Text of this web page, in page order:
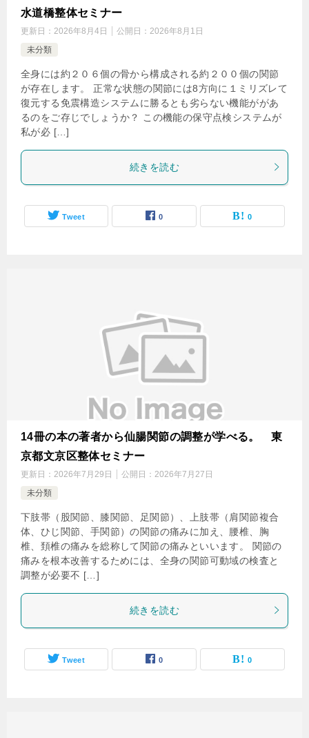
水道橋整体セミナー
更新日： 2026年8月4日 公開日： 2026年8月1日
未分類
全身には約２０６個の骨から構成される約２００個の関節
が存在します。 正常な状態の関節には8方向に１ミリズレて
復元する免震構造システムに勝るとも劣らない機能ががあ
るのをご存じでしょうか？ この機能の保守点検システムが
私が必 […]
続きを読む
Tweet 0 0
14冊の本の著者から仙腸関節の調整が学べる。 東
京都文京区整体セミナー
更新日： 2026年7月29日 公開日： 2026年7月27日
未分類
下肢帯（股関節、膝関節、足関節）、上肢帯（肩関節複合
体、ひじ関節、手関節）の関節の痛みに加え、腰椎、胸
椎、頚椎の痛みを総称して関節の痛みといいます。 関節の
痛みを根本改善するためには、全身の関節可動域の検査と
調整が必要不 […]
続きを読む
Tweet 0 0